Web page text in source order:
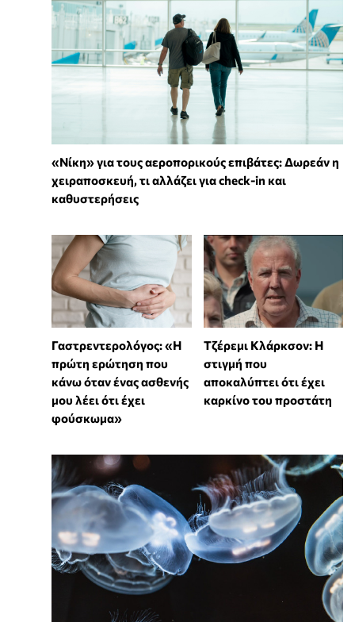
«Νίκη» για τους αεροπορικούς επιβάτες: Δωρεάν η
χειραποσκευή, τι αλλάζει για check-in και
καθυστερήσεις
Γαστρεντερολόγος: «Η
πρώτη ερώτηση που
κάνω όταν ένας ασθενής
μου λέει ότι έχει
φούσκωμα»
Τζέρεμι Κλάρκσον: Η
στιγμή που
αποκαλύπτει ότι έχει
καρκίνο του προστάτη